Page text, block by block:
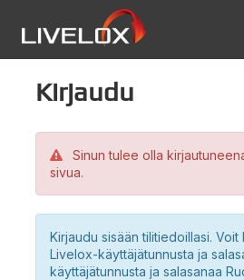
Kirjaudu
Sinun tulee olla
sivua.
Kirjaudu sisään tilitiedoillasi.
Livelox-käyttäjätunnusta ja
käyttäjätunnusta ja salasanaa